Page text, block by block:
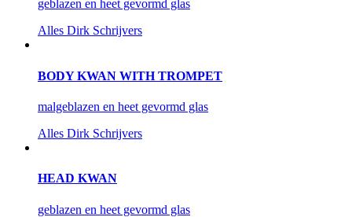
geblazen en heet gevormd glas
Alles Dirk Schrijvers
BODY KWAN WITH TROMPET
malgeblazen en heet gevormd glas
Alles Dirk Schrijvers
HEAD KWAN
geblazen en heet gevormd glas